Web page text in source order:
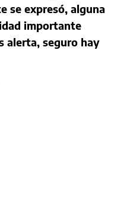
se expresó, alguna
importante
alerta, seguro hay